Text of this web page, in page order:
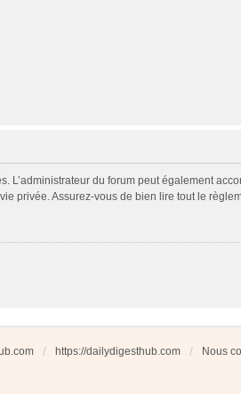
du forum peut également
privée. Assurez-vous de bien lire tout le
https://dailydigesthub.com Nous